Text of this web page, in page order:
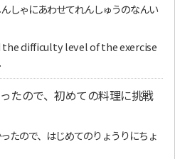
しゃにあわせてれんしゅうのなんい
difficulty level of the exercise
たので、初めての料理に挑戦
たので、はじめてのりょうりにちょ